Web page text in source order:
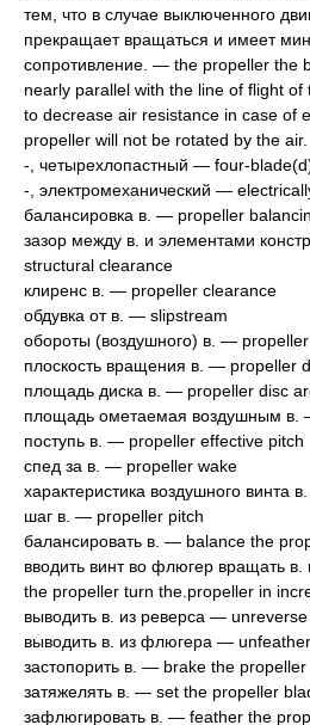
тем, что в случае выключенного
прекращает вращаться и имеет
сопротивление. — the propeller the
nearly parallel with the line of flight
to decrease air resistance in case of
propeller will not be rotated by the air.
-, четырехлопастный — four-
-, электромеханический —
балансировка в. — propeller
зазор между в. и элементами
structural clearance
клиренс в. — propeller clearance
обдувка от в. — slipstream
обороты (воздушного) в. —
плоскость вращения в. — propeller
площадь диска в. — propeller disc
площадь ометаемая воздушным в.
поступь в. — propeller effective pitch
спед за в. — propeller wake
характеристика воздушного винта
шаг в. — propeller pitch
балансировать в. — balance the
вводить винт во флюгер вращать
the propeller turn the.propeller in
выводить в. из реверса —
выводить в. из флюгера —
застопорить в. — brake the propeller
затяжелять в. — set the propeller
зафлюгировать в. — feather the